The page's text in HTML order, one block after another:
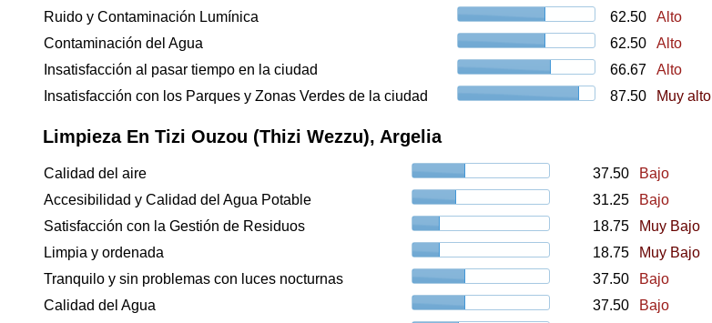
Ruido y Contaminación Lumínica
62.50
Alto
Contaminación del Agua
62.50
Alto
Insatisfacción al pasar tiempo en la ciudad
66.67
Alto
Insatisfacción con los Parques y Zonas Verdes de la ciudad
87.50 Muy alto
Limpieza En Tizi Ouzou (Thizi Wezzu), Argelia
Calidad del aire 37.50
Bajo
Accesibilidad y Calidad del Agua Potable
31.25
Bajo
Satisfacción con la Gestión de Residuos
18.75
Muy Bajo
Limpia y ordenada
18.75
Muy Bajo
Tranquilo y sin problemas con luces nocturnas
37.50
Bajo
Calidad del Agua
37.50
Bajo